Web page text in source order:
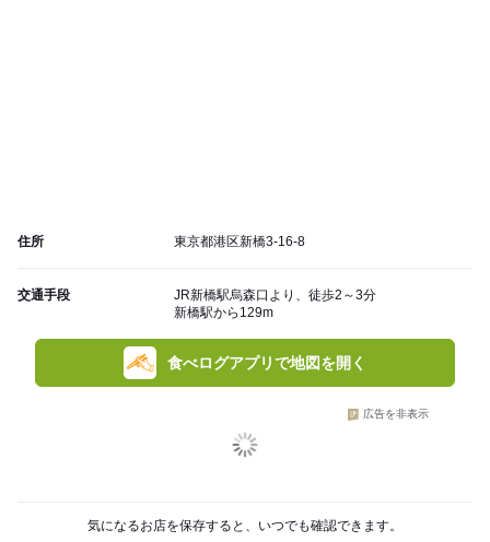
住所 東京都港区新橋3-16-8
交通手段
JR新橋駅烏森口より、徒歩2～3分
新橋駅から129m
食べログアプリで地図を開く
広告を非表示
気になるお店を保存すると、いつでも確認できます。